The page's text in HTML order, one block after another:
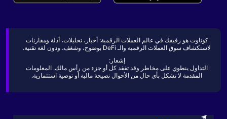
كوناوت هو رفيقك في عالم العملات الرقمية: أخبار، تحليلات، أدلة ومقارنات
لاستكشاف سوق العملات الرقمية والـ DeFi بوضوح، وشغف، ودون لغة تقنية.
إشعار:
التداول ينطوي على مخاطر وقد تفقد كل أو جزء من رأس مالك. المعلومات
المقدمة لا تشكل بأي حال من الأحوال نصيحة مالية أو توصية استثمارية.